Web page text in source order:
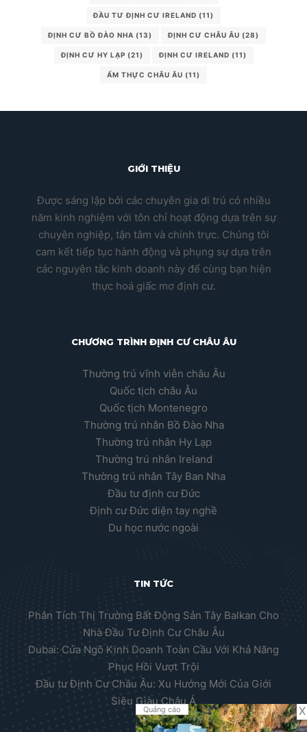
ĐẦU TƯ ĐỊNH CƯ IRELAND (11)
ĐỊNH CƯ BỒ ĐÀO NHA (13) ĐỊNH CƯ CHÂU ÂU (28)
ĐỊNH CƯ HY LẠP (21) ĐỊNH CƯ IRELAND (11)
ẨM THỰC CHÂU ÂU (11)
GIỚI THIỆU
Được sáng lập bởi các chuyên gia di trú có nhiều
năm kinh nghiệm với tôn chỉ hoạt động dựa trên sự
chuyên nghiệp, tận tâm và chính trực. Chúng tôi
cam kết tiếp tục hành động và phụng sự dựa trên
các nguyên tắc kinh doanh này để cùng bạn hiện
thực hoá giấc mơ định cư.
CHƯƠNG TRÌNH ĐỊNH CƯ CHÂU ÂU
Thường trú vĩnh viễn châu Âu
Quốc tịch châu Âu
Quốc tịch Montenegro
Thường trú nhân Bồ Đào Nha
Thường trú nhân Hy Lạp
Thường trú nhân Ireland
Thường trú nhân Tây Ban Nha
Đầu tư định cư Đức
Định cư Đức diện tay nghề
Du học nước ngoài
TIN TỨC
Phân Tích Thị Trường Bất Động Sản Tây Balkan Cho
Nhà Đầu Tư Định Cư Châu Âu
Dubai: Cửa Ngõ Kinh Doanh Toàn Cầu Với Khả Năng
Phục Hồi Vượt Trội
Đầu tư Định Cư Châu Âu: Xu Hướng Mới Của Giới
Siêu Giàu Châu Á
Quảng cáo X